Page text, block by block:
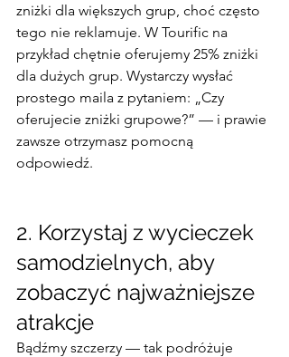
zniżki dla większych grup, choć często
tego nie reklamuje. W Tourific na
przykład chętnie oferujemy 25% zniżki
dla dużych grup. Wystarczy wysłać
prostego maila z pytaniem: „Czy
oferujecie zniżki grupowe?” — i prawie
zawsze otrzymasz pomocną
odpowiedź.
2. Korzystaj z wycieczek
samodzielnych, aby
zobaczyć najważniejsze
atrakcje
Bądźmy szczerzy — tak podróżuje